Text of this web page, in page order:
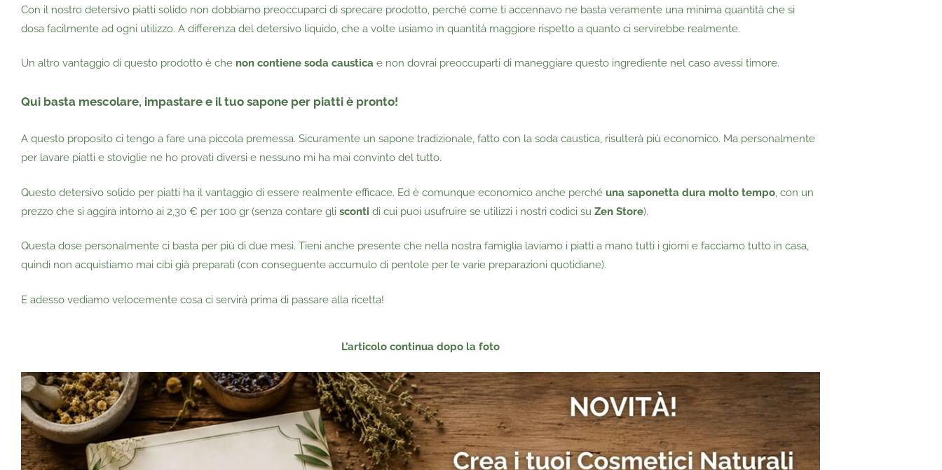
Con il nostro detersivo piatti solido non dobbiamo preoccuparci di sprecare prodotto, perché come ti accennavo ne basta veramente una minima quantità che si
dosa facilmente ad ogni utilizzo. A differenza del detersivo liquido, che a volte usiamo in quantità maggiore rispetto a quanto ci servirebbe realmente.
Un altro vantaggio di questo prodotto è che non contiene soda caustica e non dovrai preoccuparti di maneggiare questo ingrediente nel caso avessi timore.
Qui basta mescolare, impastare e il tuo sapone per piatti è pronto!
A questo proposito ci tengo a fare una piccola premessa. Sicuramente un sapone tradizionale, fatto con la soda caustica, risulterà più economico. Ma personalmente
per lavare piatti e stoviglie ne ho provati diversi e nessuno mi ha mai convinto del tutto.
Questo detersivo solido per piatti ha il vantaggio di essere realmente efficace. Ed è comunque economico anche perché una saponetta dura molto tempo, con un
prezzo che si aggira intorno ai 2,30 € per 100 gr (senza contare gli sconti di cui puoi usufruire se utilizzi i nostri codici su Zen Store).
Questa dose personalmente ci basta per più di due mesi. Tieni anche presente che nella nostra famiglia laviamo i piatti a mano tutti i giorni e facciamo tutto in casa,
quindi non acquistiamo mai cibi già preparati (con conseguente accumulo di pentole per le varie preparazioni quotidiane).
E adesso vediamo velocemente cosa ci servirà prima di passare alla ricetta!
L’articolo continua dopo la foto